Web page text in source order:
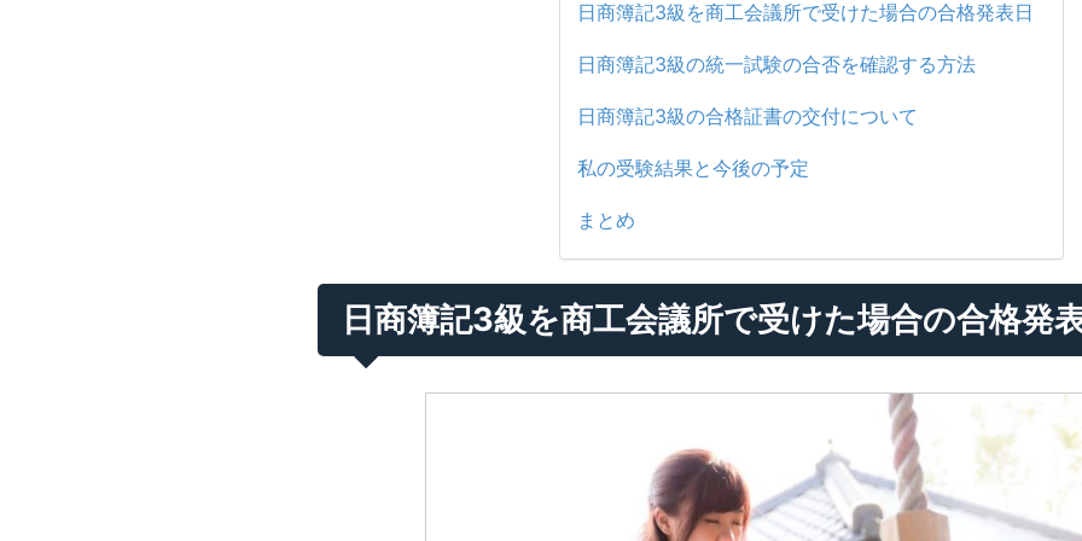
日商簿記3級を商工会議所で受けた場合の合格発表日
日商簿記3級の統一試験の合否を確認する方法
日商簿記3級の合格証書の交付について
私の受験結果と今後の予定
まとめ
日商簿記3級を商工会議所で受けた場合の合格発